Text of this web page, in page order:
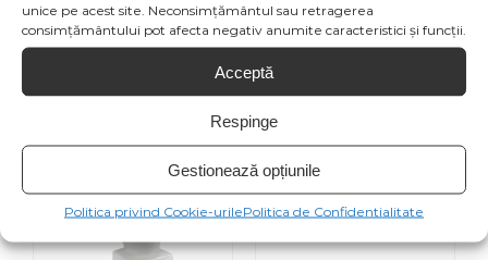
unice pe acest site. Neconsimțământul sau retragerea
consimțământului pot afecta negativ anumite caracteristici și funcții.
Acceptă
Respinge
Gestionează opțiunile
Politica privind Cookie-urilePolitica de Confidentialitate
Produse similare